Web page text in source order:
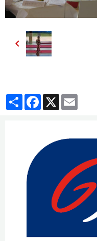
PartagerFacebook
X